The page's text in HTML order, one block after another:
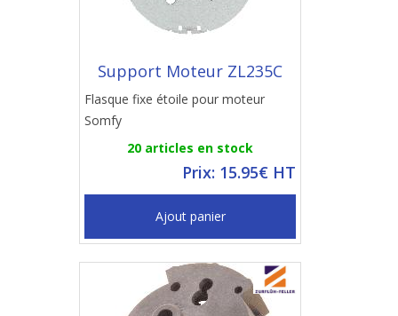
Support Moteur ZL235C
Flasque fixe étoile pour moteur
Somfy
20 articles en stock
Prix: 15.95€ HT
Ajout panier